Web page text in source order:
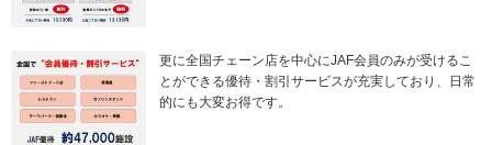
更に全国チェーン店を中心にJAF会員のみが受けるこ
とができる優待・割引サービスが充実しており、日常
的にも大変お得です。